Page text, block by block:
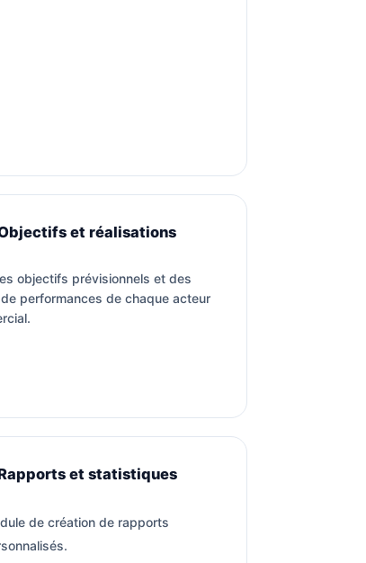
et réalisations
objectifs prévisionnels et des
performances de chaque acteur
et statistiques
de création de rapports